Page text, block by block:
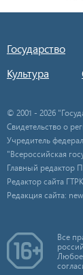
Государство
Культура
© 2001 - 2026
Свидетельство о
Учредитель
"Всероссийская
Главный редактор
Редактор сайта
Редакция сайта:
Все
Любое